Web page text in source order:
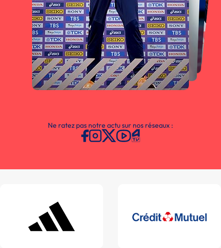
Ne ratez pas notre actu sur nos réseaux :